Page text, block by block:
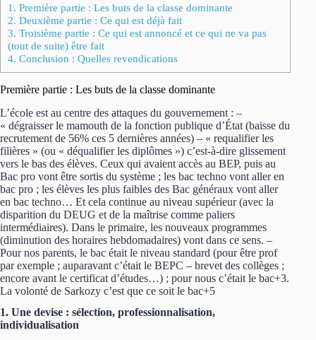
1. Première partie : Les buts de la classe dominante
2. Deuxième partie : Ce qui est déjà fait
3. Troisième partie : Ce qui est annoncé et ce qui ne va pas
(tout de suite) être fait
4. Conclusion : Quelles revendications
Première partie : Les buts de la classe dominante
L’école est au centre des attaques du gouvernement : –
« dégraisser le mamouth de la fonction publique d’État (baisse du
recrutement de 56% ces 5 dernières années) – « requalifier les
filières » (ou « déqualifier les diplômes ») c’est-à-dire glissement
vers le bas des élèves. Ceux qui avaient accès au BEP, puis au
Bac pro vont être sortis du système ; les bac techno vont aller en
bac pro ; les élèves les plus faibles des Bac généraux vont aller
en bac techno… Et cela continue au niveau supérieur (avec la
disparition du DEUG et de la maîtrise comme paliers
intermédiaires). Dans le primaire, les nouveaux programmes
(diminution des horaires hebdomadaires) vont dans ce sens. –
Pour nos parents, le bac était le niveau standard (pour être prof
par exemple ; auparavant c’était le BEPC – brevet des collèges ;
encore avant le certificat d’études…) ; pour nous c’était le bac+3.
La volonté de Sarkozy c’est que ce soit le bac+5
1. Une devise : sélection, professionnalisation,
individualisation